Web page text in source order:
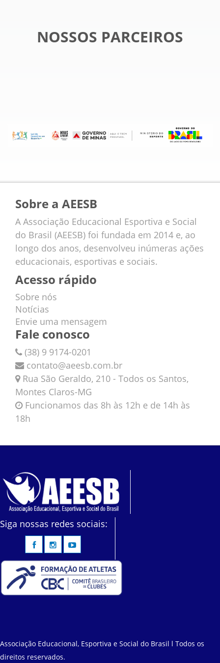
NOSSOS PARCEIROS
Sobre a AEESB
A Associação Educacional Esportiva e Social
do Brasil (AEESB) foi fundada em 2014 e, ao
longo dos anos, desenvolveu inúmeras ações
educacionais, esportivas e sociais.
Acesso rápido
Sobre nós
Notícias
Envie uma mensagem
Fale conosco
(38) 9 9174-0201
contato@aeesb.com.br
Rua São Geraldo, 210 - Todos os Santos,
Montes Claros-MG
Funcionamos das 8h às 12h e de 14h às
18h
Siga nossas redes sociais:
Associação Educacional, Esportiva e Social do Brasil l Todos os
direitos reservados.